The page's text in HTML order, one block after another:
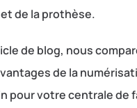
de la prothèse.
de blog, nous
de la
pour votre centrale de